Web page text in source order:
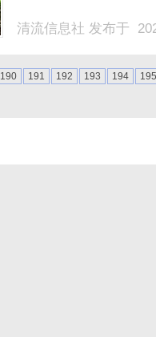
清流信息社 发布于
190 191 192 193 194 195